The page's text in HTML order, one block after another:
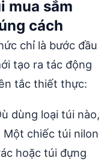
mua sắm
cách
chỉ là bước đầu
tạo ra tác động
tắc thiết thực:
dùng loại túi nào,
Một chiếc túi nilon
hoặc túi đựng